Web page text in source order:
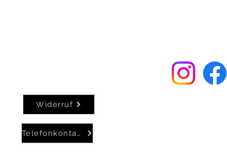
Widerruf
Telefonkontakt